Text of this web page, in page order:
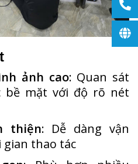
ảnh cao: Quan sát
bề mặt với độ rõ nét
thiện: Dễ dàng vận
thao tác